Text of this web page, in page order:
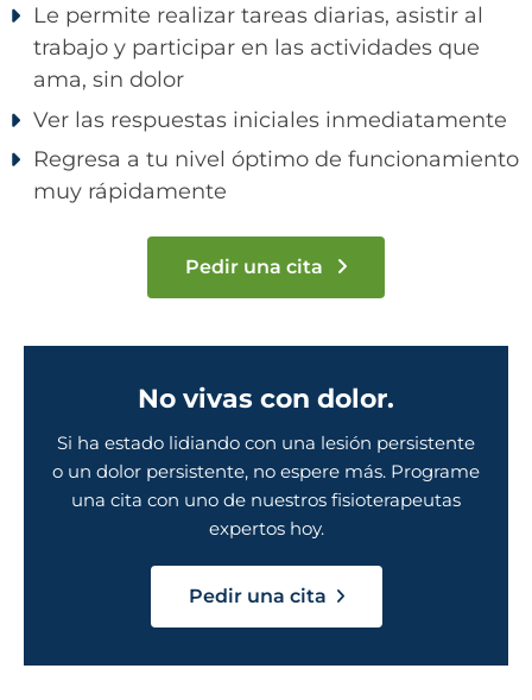
Le permite realizar tareas diarias, asistir al
trabajo y participar en las actividades que
ama, sin dolor
Ver las respuestas iniciales inmediatamente
Regresa a tu nivel óptimo de funcionamiento
muy rápidamente
Pedir una cita
No vivas con dolor.
Si ha estado lidiando con una lesión persistente
o un dolor persistente, no espere más. Programe
una cita con uno de nuestros fisioterapeutas
expertos hoy.
Pedir una cita